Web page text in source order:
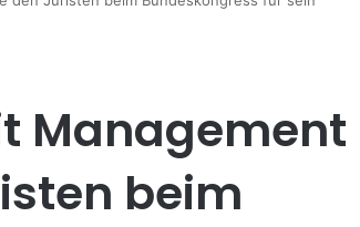
Management
beim